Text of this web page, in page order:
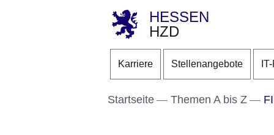
Direkt zum Kopf der
Direkt zum Inhalt
Direkt zum Fuß der
HESSEN
HZD
Karriere Stellenangebote
Startseite Themen A bis Z